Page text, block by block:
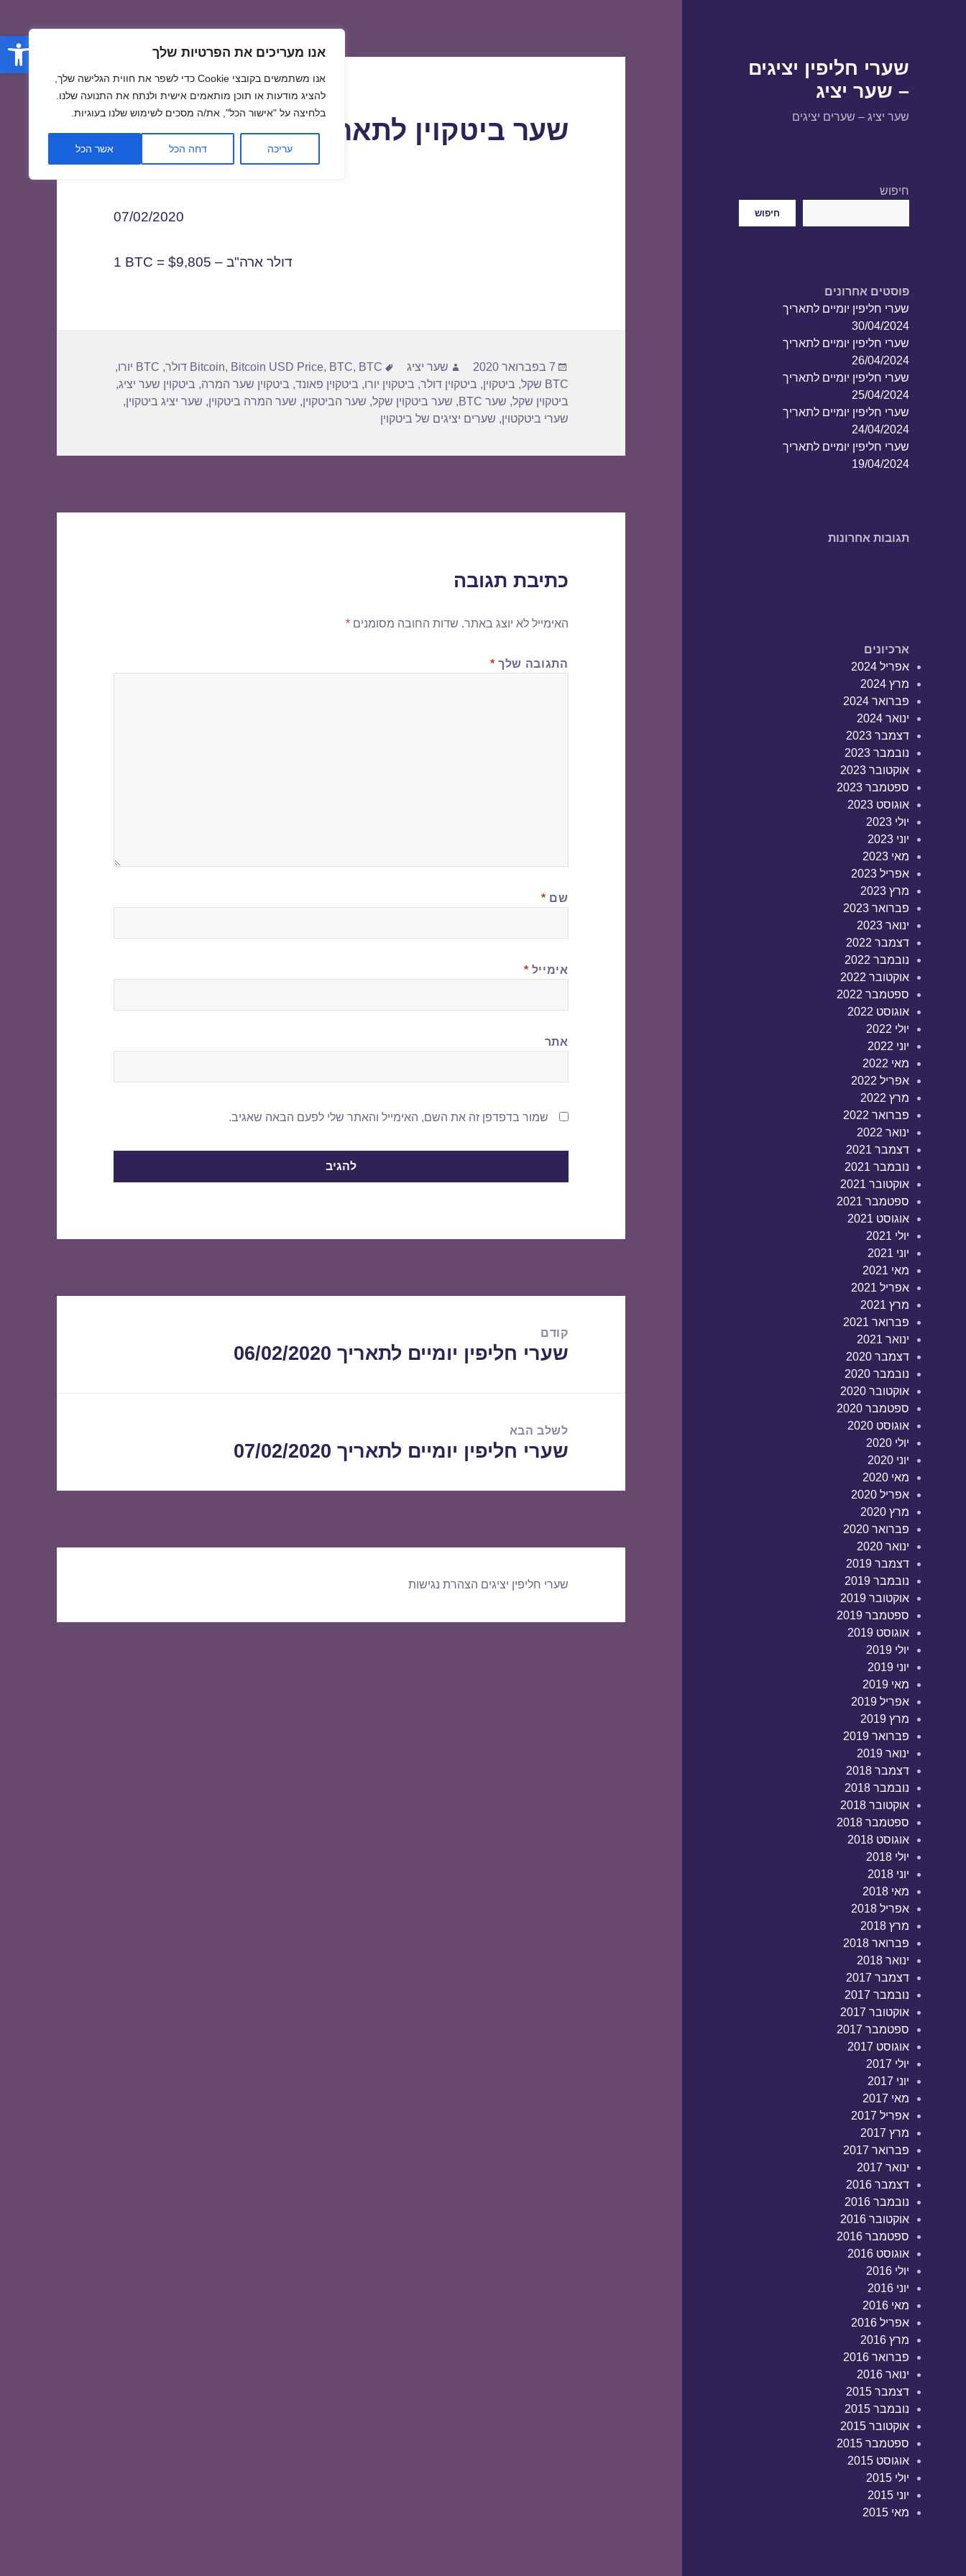
פתח אנו מעריכים את הפרטיות שלך
אנו משתמשים בקובצי Cookie כדי לשפר את חווית הגלישה שלך,
להציג מודעות או תוכן מותאמים אישית ולנתח את התנועה שלנו.
בלחיצה על "אישור הכל", את/ה מסכים לשימוש שלנו בעוגיות.
עריכה דחה הכל אשר הכל
שערי חליפין יציגים
– שער יציג
שער יציג – שערים יציגים
חיפוש
חיפוש
פוסטים אחרונים
שערי חליפין יומיים לתאריך
30/04/2024
שערי חליפין יומיים לתאריך
26/04/2024
שערי חליפין יומיים לתאריך
25/04/2024
שערי חליפין יומיים לתאריך
24/04/2024
שערי חליפין יומיים לתאריך
19/04/2024
תגובות אחרונות
ארכיונים
אפריל 2024
מרץ 2024
פברואר 2024
ינואר 2024
דצמבר 2023
נובמבר 2023
אוקטובר 2023
ספטמבר 2023
אוגוסט 2023
יולי 2023
יוני 2023
מאי 2023
אפריל 2023
מרץ 2023
פברואר 2023
ינואר 2023
דצמבר 2022
נובמבר 2022
אוקטובר 2022
ספטמבר 2022
אוגוסט 2022
יולי 2022
יוני 2022
מאי 2022
אפריל 2022
מרץ 2022
פברואר 2022
ינואר 2022
דצמבר 2021
נובמבר 2021
אוקטובר 2021
ספטמבר 2021
אוגוסט 2021
יולי 2021
יוני 2021
מאי 2021
אפריל 2021
מרץ 2021
פברואר 2021
ינואר 2021
דצמבר 2020
נובמבר 2020
אוקטובר 2020
ספטמבר 2020
אוגוסט 2020
יולי 2020
יוני 2020
מאי 2020
אפריל 2020
מרץ 2020
פברואר 2020
ינואר 2020
דצמבר 2019
נובמבר 2019
אוקטובר 2019
ספטמבר 2019
אוגוסט 2019
יולי 2019
יוני 2019
מאי 2019
אפריל 2019
מרץ 2019
פברואר 2019
ינואר 2019
דצמבר 2018
נובמבר 2018
אוקטובר 2018
ספטמבר 2018
אוגוסט 2018
יולי 2018
יוני 2018
מאי 2018
אפריל 2018
מרץ 2018
פברואר 2018
ינואר 2018
דצמבר 2017
נובמבר 2017
אוקטובר 2017
ספטמבר 2017
אוגוסט 2017
יולי 2017
יוני 2017
מאי 2017
אפריל 2017
מרץ 2017
פברואר 2017
ינואר 2017
דצמבר 2016
נובמבר 2016
אוקטובר 2016
ספטמבר 2016
אוגוסט 2016
יולי 2016
יוני 2016
מאי 2016
אפריל 2016
מרץ 2016
פברואר 2016
ינואר 2016
דצמבר 2015
נובמבר 2015
אוקטובר 2015
ספטמבר 2015
אוגוסט 2015
יולי 2015
יוני 2015
מאי 2015
שער ביטקוין לתאריך 07/02/2020
07/02/2020
1 BTC = $9,805 – דולר ארה"ב
פורסם
בתאריך
7 בפברואר 2020 מחבר
שער יציג תגיות Bitcoin, Bitcoin USD Price, BTC, BTC דולר , BTC יורו
,
BTC שקל
, ביטקוין, ביטקוין דולר, ביטקוין יורו, ביטקוין פאונד, ביטקוין שער המרה, ביטקוין שער יציג,
ביטקוין שקל, שער BTC , שער ביטקוין שקל, שער הביטקוין, שער המרה ביטקוין, שער יציג ביטקוין,
שערי ביטקטוין, שערים יציגים של ביטקוין
כתיבת תגובה
האימייל לא יוצג באתר. שדות החובה מסומנים*
התגובה שלך *
שם *
אימייל *
אתר
שמור בדפדפן זה את השם, האימייל והאתר שלי לפעם הבאה שאגיב.
קודם
הפוסט
שערי חליפין יומיים לתאריך 06/02/2020
לשלב הבא
הפוסט
שערי חליפין יומיים לתאריך 07/02/2020
שערי חליפין יציגים הצהרת נגישות